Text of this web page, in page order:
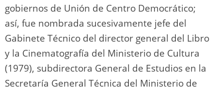
gobiernos de Unión de Centro Democrático;
así, fue nombrada sucesivamente jefe del
Gabinete Técnico del director general del Libro
y la Cinematografía del Ministerio de Cultura
(1979), subdirectora General de Estudios en la
Secretaría General Técnica del Ministerio de